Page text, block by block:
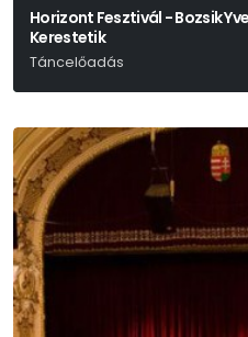
Horizont Fesztivál - Bozsik
Kerestetik
Táncelőadás